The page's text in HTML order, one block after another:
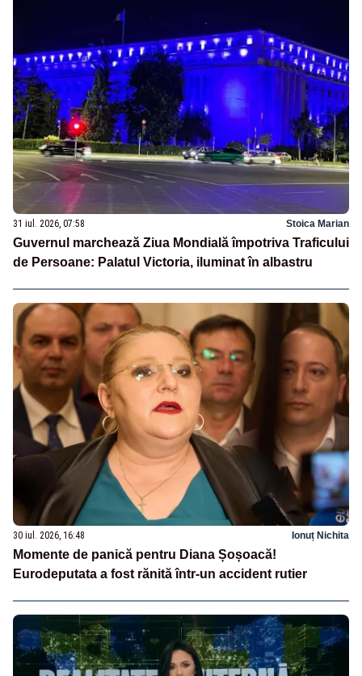
31 iul. 2026, 07:58 Stoica Marian
Guvernul marchează Ziua Mondială împotriva Traficului
de Persoane: Palatul Victoria, iluminat în albastru
30 iul. 2026, 16:48 Ionuț Nichita
Momente de panică pentru Diana Șoșoacă!
Eurodeputata a fost rănită într-un accident rutier